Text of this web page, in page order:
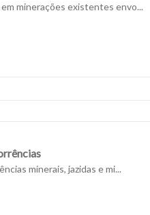
minerações existentes envo...
minerais, jazidas e mi...